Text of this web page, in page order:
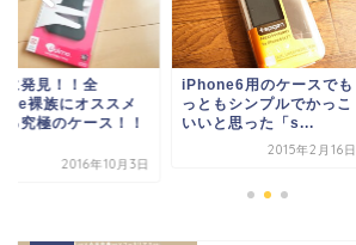
に発見！！全
裸族にオススメ
る究極のケース！！
2016年10月3日
iPhone6用のケースでも
っともシンプルでかっこ
いいと思った「s...
2015年2月16日